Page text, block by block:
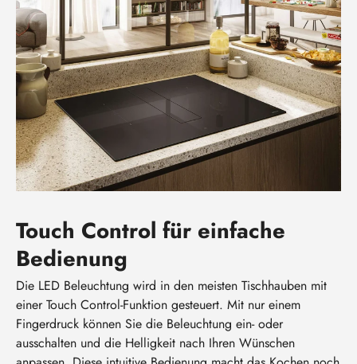
Touch Control für einfache
Bedienung
Die LED Beleuchtung wird in den meisten Tischhauben mit
einer Touch Control-Funktion gesteuert. Mit nur einem
Fingerdruck können Sie die Beleuchtung ein- oder
ausschalten und die Helligkeit nach Ihren Wünschen